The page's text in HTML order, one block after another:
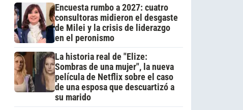
Encuesta rumbo a 2027: cuatro
consultoras midieron el desgaste
de Milei y la crisis de liderazgo
en el peronismo
La historia real de "Elize:
Sombras de una mujer", la nueva
película de Netflix sobre el caso
de una esposa que descuartizó a
su marido